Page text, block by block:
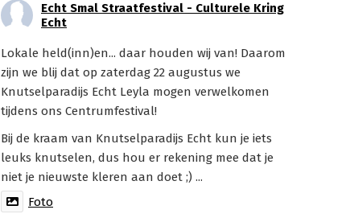
Echt Smal Straatfestival - Culturele Kring
Echt
Lokale held(inn)en... daar houden wij van! Daarom
zijn we blij dat op zaterdag 22 augustus we
Knutselparadijs Echt Leyla mogen verwelkomen
tijdens ons Centrumfestival!
Bij de kraam van Knutselparadijs Echt kun je iets
leuks knutselen, dus hou er rekening mee dat je
niet je nieuwste kleren aan doet ;) ...
Foto